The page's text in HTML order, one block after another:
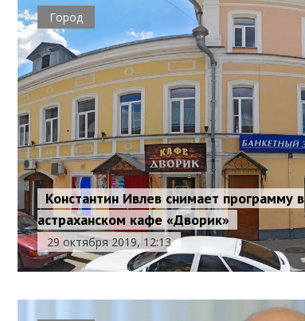
Город
Константин Ивлев снимает программу в
астраханском кафе «Дворик»
29 октября 2019, 12:13